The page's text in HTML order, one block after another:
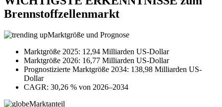
Brennstoffzellenmarkt
Marktgröße und Prognose
Marktgröße 2025: 12,94 Milliarden US-Dollar
Marktgröße 2026: 16,77 Milliarden US-Dollar
Prognostizierte Marktgröße 2034: 138,98 Milliarden US-
Dollar
CAGR: 30,26 % von 2026–2034
Marktanteil